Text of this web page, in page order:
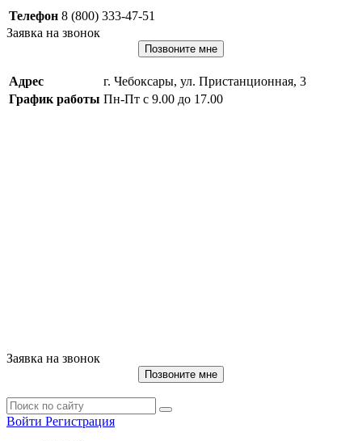
Телефон 8 (800) 333-47-51
Заявка на звонок
Позвоните мне
Адрес
г. Чебоксары, ул. Пристанционная, 3
График работы Пн-Пт с 9.00 до 17.00
Заявка на звонок
Позвоните мне
Войти Регистрация